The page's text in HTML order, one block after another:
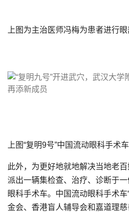
上图为主治医师冯梅为患者进行
上图“复明9号”中国流动眼科手术车
此外，为更好地就地解决当地老
派出一辆集检查、治疗、诊断于一
眼科手术车。中国流动眼科手术车
金会、香港盲人辅导会和嘉道理慈